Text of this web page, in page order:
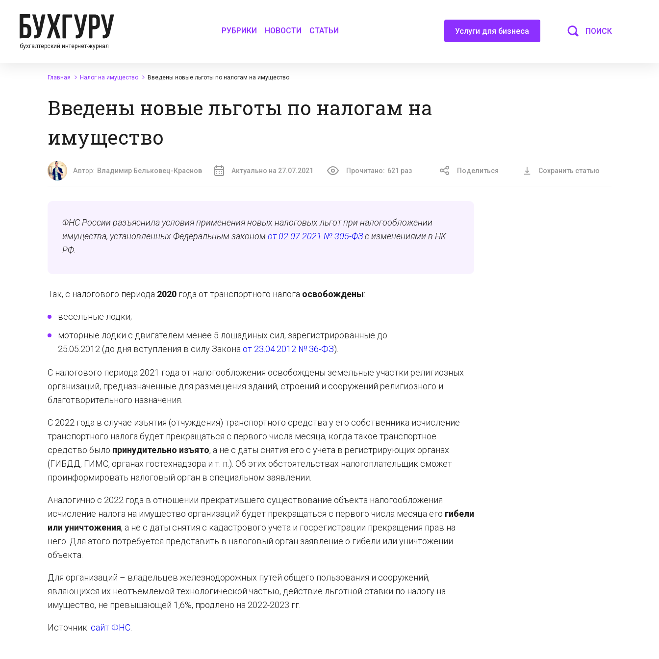
бухгалтерский интернет-журнал
РУБРИКИ НОВОСТИ СТАТЬИ Услуги для бизнеса ПОИСК
Главная Налог на имущество Введены новые льготы по налогам на имущество
Введены новые льготы по налогам на
имущество
Автор: Владимир Бельковец-Краснов Актуально на 27.07.2021 Прочитано: 621 раз Поделиться Сохранить статью
ФНС России разъяснила условия применения новых налоговых льгот при налогообложении
имущества, установленных Федеральным законом от 02.07.2021 № 305-ФЗс изменениями в НК
РФ.
Так, с налогового периода 2020 года от транспортного налога освобождены:
весельные лодки;
моторные лодки с двигателем менее 5 лошадиных сил, зарегистрированные до
25.05.2012 (до дня вступления в силу Закона от 23.04.2012 № 36-ФЗ).
С налогового периода 2021 года от налогообложения освобождены земельные участки религиозных
организаций, предназначенные для размещения зданий, строений и сооружений религиозного и
благотворительного назначения.
С 2022 года в случае изъятия (отчуждения) транспортного средства у его собственника исчисление
транспортного налога будет прекращаться с первого числа месяца, когда такое транспортное
средство было принудительно изъято, а не с даты снятия его с учета в регистрирующих органах
(ГИБДД, ГИМС, органах гостехнадзора и т. п.). Об этих обстоятельствах налогоплательщик сможет
проинформировать налоговый орган в специальном заявлении.
Аналогично с 2022 года в отношении прекратившего существование объекта налогообложения
исчисление налога на имущество организаций будет прекращаться с первого числа месяца его гибели
или уничтожения, а не с даты снятия с кадастрового учета и госрегистрации прекращения прав на
него. Для этого потребуется представить в налоговый орган заявление о гибели или уничтожении
объекта.
Для организаций – владельцев железнодорожных путей общего пользования и сооружений,
являющихся их неотъемлемой технологической частью, действие льготной ставки по налогу на
имущество, не превышающей 1,6%, продлено на 2022-2023 гг.
Источник: сайт ФНС